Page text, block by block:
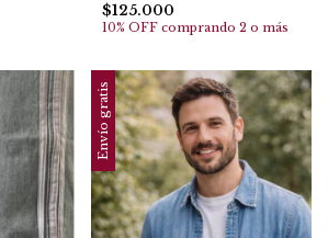
$125.000
10% OFF comprando 2 o más
Envío gratis